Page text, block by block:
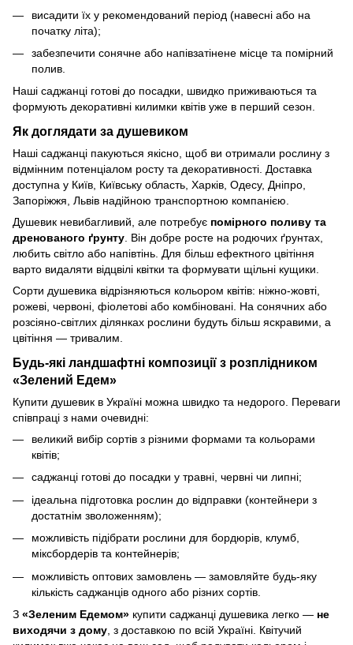
висадити їх у рекомендований період (навесні або на
початку літа);
забезпечити сонячне або напівзатінене місце та помірний
полив.
Наші саджанці готові до посадки, швидко приживаються та
формують декоративні килимки квітів уже в перший сезон.
Як доглядати за душевиком
Наші саджанці пакуються якісно, щоб ви отримали рослину з
відмінним потенціалом росту та декоративності. Доставка
доступна у Київ, Київську область, Харків, Одесу, Дніпро,
Запоріжжя, Львів надійною транспортною компанією.
Душевик невибагливий, але потребує помірного поливу та
дренованого ґрунту . Він добре росте на родючих ґрунтах,
любить світло або напівтінь. Для більш ефектного цвітіння
варто видаляти відцвілі квітки та формувати щільні кущики.
Сорти душевика відрізняються кольором квітів: ніжно-жовті,
рожеві, червоні, фіолетові або комбіновані. На сонячних або
розсіяно-світлих ділянках рослини будуть більш яскравими, а
цвітіння — тривалим.
Будь-які ландшафтні композиції з розплідником
«Зелений Едем»
Купити душевик в Україні можна швидко та недорого. Переваги
співпраці з нами очевидні:
великий вибір сортів з різними формами та кольорами
квітів;
саджанці готові до посадки у травні, червні чи липні;
ідеальна підготовка рослин до відправки (контейнери з
достатнім зволоженням);
можливість підібрати рослини для бордюрів, клумб,
міксбордерів та контейнерів;
можливість оптових замовлень — замовляйте будь-яку
кількість саджанців одного або різних сортів.
З «Зеленим Едемом» купити саджанці душевика легко — не
виходячи з дому , з доставкою по всій Україні. Квітучий